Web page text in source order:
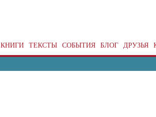
КНИГИ ТЕКСТЫ СОБЫТИЯ БЛОГ ДРУЗЬЯ